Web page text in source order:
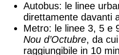
Autobus: le linee
direttamente davanti
Metro: le linee 3, 5 e
Nou d’Octubre, da
raggiungibile in 10